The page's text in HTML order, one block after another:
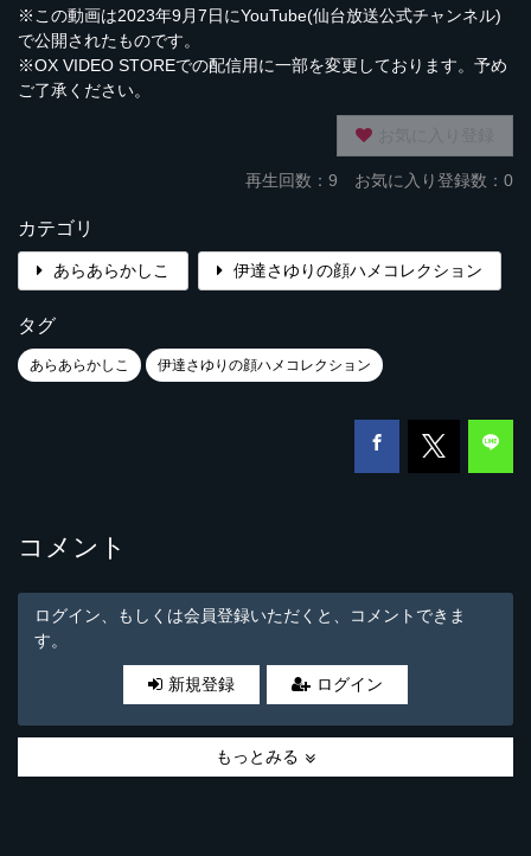
※この動画は2023年9月7日にYouTube(仙台放送公式チャンネル)
で公開されたものです。
※OX VIDEO STOREでの配信用に一部を変更しております。予め
ご了承ください。
再生回数： 9 お気に入り登録数：0
カテゴリ
あらあらかしこ 伊達さゆりの顔ハメコレクション
タグ
あらあらかしこ 伊達さゆりの顔ハメコレクション
コメント
ログイン、もしくは会員登録いただくと、コメントできま
す。
新規登録 ログイン
もっとみる